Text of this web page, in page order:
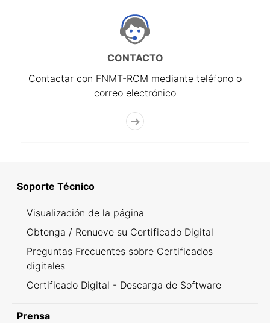
CONTACTO
Contactar con FNMT-RCM mediante teléfono o
correo electrónico
Soporte Técnico
Visualización de la página
Obtenga / Renueve su Certificado Digital
Preguntas Frecuentes sobre Certificados
digitales
Certificado Digital - Descarga de Software
Prensa